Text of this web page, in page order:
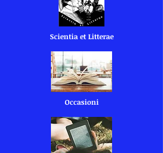
Scientia et Litterae
Occasioni